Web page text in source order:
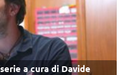
a cura di Davide